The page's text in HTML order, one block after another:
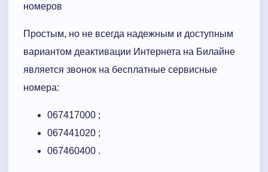
номеров
Простым, но не всегда надежным и доступным
вариантом деактивации Интернета на Билайне
является звонок на бесплатные сервисные
номера:
067417000 ;
067441020 ;
067460400 .